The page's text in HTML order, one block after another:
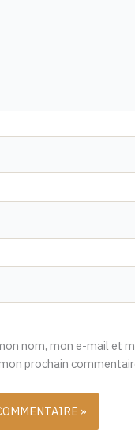
nom, mon e-mail et
prochain